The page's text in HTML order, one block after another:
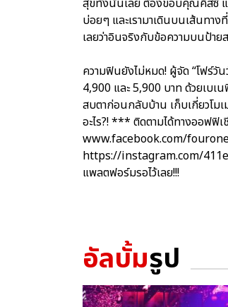
บ่อยๆ และเรามาเดินบนเส้นทาง
เลยว่าอินจริงกับข้อความบนป้า
ความฟินยังไม่หมด! ผู้จัด “โฟร์วั
4,900 และ 5,900 บาท ด้วยเบ
สบตาก่อนกลับบ้าน เก็บเกี่ยวโม
อะไร?! *** ติดตามได้ทางออฟฟิ
www.facebook.com/
https://instagram.com/
แพลตฟอร์มรอไว้เลย!!!
อัลบั้มรูป